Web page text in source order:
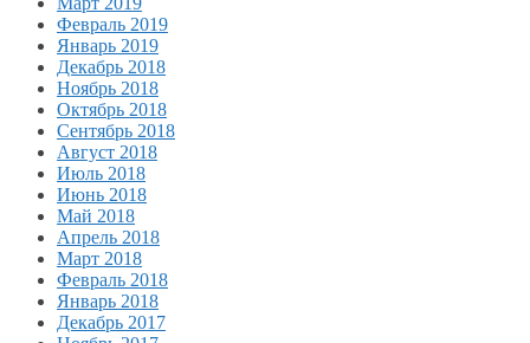
Февраль 2019
Январь 2019
Декабрь 2018
Ноябрь 2018
Октябрь 2018
Сентябрь 2018
Август 2018
Июль 2018
Июнь 2018
Май 2018
Апрель 2018
Март 2018
Февраль 2018
Январь 2018
Декабрь 2017